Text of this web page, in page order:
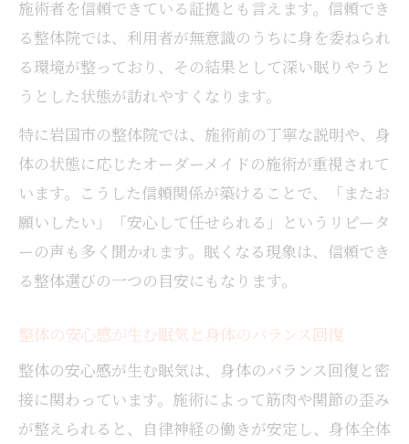
整体後に眠気を感じる際の身体のサインと
は
整体施術と眠気がリンクする身体の反応を
解説
施術者を信頼できている証拠とも言えます。信頼でき
る整体院では、利用者が無意識のうちに身を委ねられ
る環境が整っており、その結果として深い眠りやうと
うとした状態が訪れやすくなります。
特に岩国市の整体院では、施術前の丁寧な説明や、身
体の状態に応じたオーダーメイドの施術が重視されて
います。こうした信頼関係が築けることで、「またお
願いしたい」「安心して任せられる」というリピータ
ーの声も多く聞かれます。眠くなる現象は、信頼でき
る整体選びの一つの目安にもなります。
整体の安心感が生む眠気と身体のバランス回復
整体の安心感が生む眠気は、身体のバランス回復と密
接に関わっています。施術によって筋肉や関節の歪み
が整えられると、自律神経の働きが安定し、身体全体